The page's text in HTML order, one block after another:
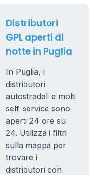
Distributori
GPL aperti di
notte in Puglia
In Puglia, i
distributori
autostradali e molti
self-service sono
aperti 24 ore su
24. Utilizza i filtri
sulla mappa per
trovare i
distributori con